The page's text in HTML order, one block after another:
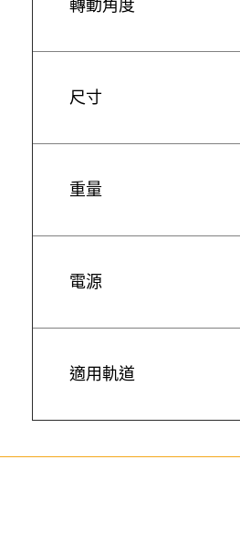
轉動角度
尺寸
重量
電源
適用軌道